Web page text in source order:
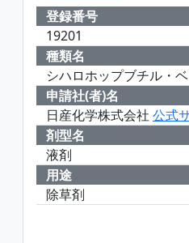
登録番号
19201
種類名
シハロホップブチル・
申請社(者)名
日産化学株式会社 公式
剤型名
液剤
用途
除草剤